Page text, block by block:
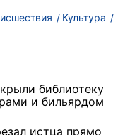
Культура
библиотеку
и бильярдом
истца прямо